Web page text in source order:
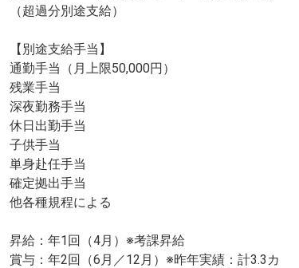
（超過分別途支給）
【別途支給手当】
通勤手当（月上限50,000円）
残業手当
深夜勤務手当
休日出勤手当
子供手当
単身赴任手当
確定拠出手当
他各種規程による
昇給：年1回（4月）※考課昇給
賞与：年2回（6月／12月）※昨年実績：計3.3カ